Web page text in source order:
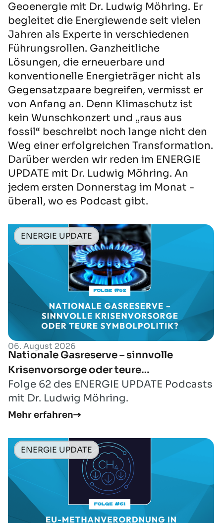
Geoenergie mit Dr. Ludwig Möhring. Er
begleitet die Energiewende seit vielen
Jahren als Experte in verschiedenen
Führungsrollen. Ganzheitliche
Lösungen, die erneuerbare und
konventionelle Energieträger nicht als
Gegensatzpaare begreifen, vermisst er
von Anfang an. Denn Klimaschutz ist
kein Wunschkonzert und „raus aus
fossil“ beschreibt noch lange nicht den
Weg einer erfolgreichen Transformation.
Darüber werden wir reden im ENERGIE
UPDATE mit Dr. Ludwig Möhring. An
jedem ersten Donnerstag im Monat -
überall, wo es Podcast gibt.
ENERGIE UPDATE
06. August 2026
Nationale Gasreserve – sinnvolle
Krisenvorsorge oder teure
Symbolpolitik?
Folge 62 des ENERGIE UPDATE Podcasts
mit Dr. Ludwig Möhring.
Mehr erfahren
ENERGIE UPDATE